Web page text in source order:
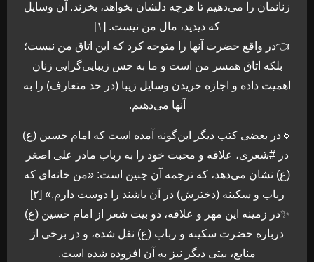
زنانمان را می‌دهیم تا هرچه دلشان بخواهد، بخرند. آن وسایل
که دیدید، مال من نیست. [۱]
👈در واقع حضرت آنها را متوجه کرد که این اتاق من نیست؛
بلکه اتاق همسر من است و ما به حس زیبایی‌گرایی زنان
اهمیت داده و اجازه خریدن وسایل زیبا (در حد متعارف) را به
آنها می‌دهیم.
🔹در بعضی کتب دیگر این‌گونه آمده است که امام حسین (ع)
در #شعری، علاقه و محبت خود را به رباب مادر علی اصغر
(ع) نشان می‌دهد، که ترجمه آن چنین است: «من خانه‌ای که
رباب و سکینه (دخترش) در آن باشند را دوست دارم.» [۲]
✨در زمینه این مهر و علاقه، دو بیت شعر از امام حسین (ع)
درباره حضرت سکینه و رباب (ع) نقل شده، و در برخی از
منابع، بیتی دیگر نیز به آن افزوده شده است.